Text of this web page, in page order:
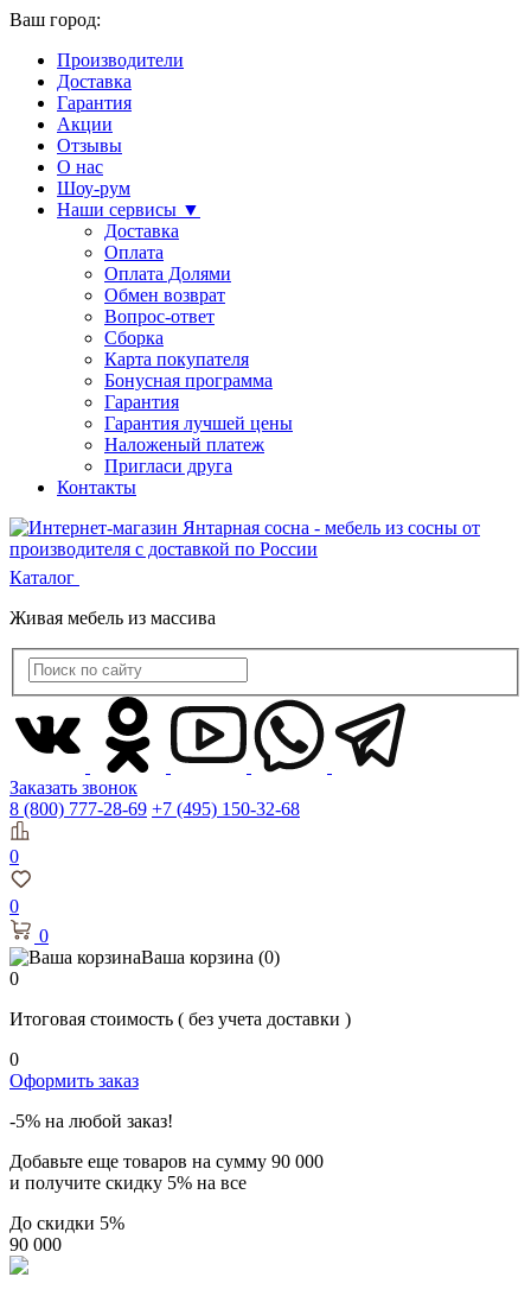
Ваш город:
Производители
Доставка
Гарантия
Акции
Отзывы
О нас
Шоу-рум
Наши сервисы ▼
Доставка
Оплата
Оплата Долями
Обмен возврат
Вопрос-ответ
Сборка
Карта покупателя
Бонусная программа
Гарантия
Гарантия лучшей цены
Наложеный платеж
Пригласи друга
Контакты
Каталог
Живая мебель из массива
Заказать звонок
8 (800) 777-28-69 +7 (495) 150-32-68
0
0
0
Ваша корзина (0)
0
Итоговая стоимость ( без учета доставки )
0
Оформить заказ
-5% на любой заказ!
Добавьте еще товаров на сумму 90 000
и получите скидку 5% на все
До скидки 5%
90 000